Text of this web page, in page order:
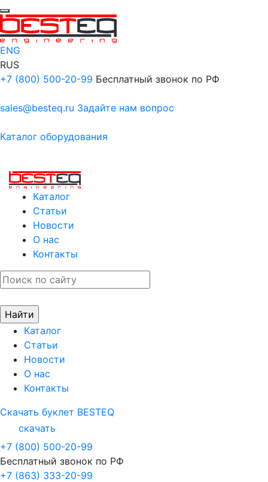
ENG
RUS
+7 (800) 500-20-99 Бесплатный звонок по РФ
sales@besteq.ru Задайте нам вопрос
Каталог оборудования
Каталог
Статьи
Новости
О нас
Контакты
Каталог
Статьи
Новости
О нас
Контакты
Скачать буклет BESTEQ
скачать
+7 (800) 500-20-99
Бесплатный звонок по РФ
+7 (863) 333-20-99